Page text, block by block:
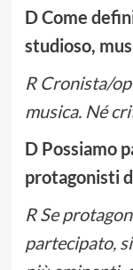
D Come
studioso,
R Cronista/
musica. Né
D Possiamo
protagonisti
R Se
partecipato,